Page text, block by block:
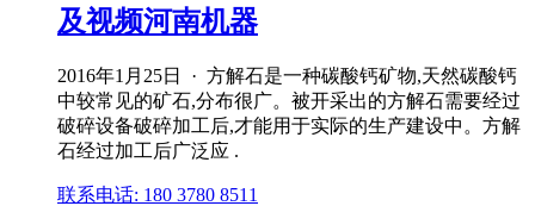
及视频河南机器
2016年1月25日 · 方解石是一种碳酸钙矿物,天然碳酸钙
中较常见的矿石,分布很广。被开采出的方解石需要经过
破碎设备破碎加工后,才能用于实际的生产建设中。方解
石经过加工后广泛应 .
联系电话: 180 3780 8511